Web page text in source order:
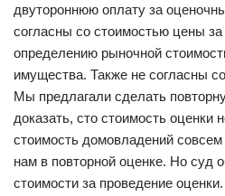
двутороннюю оплату за
согласны со стоимостью цены
определению рыночной
имущества. Также не согласны
Мы предлагали сделать
доказать, сто стоимость оценки
стоимость домовладений
нам в повторной оценке. Но суд
стоимости за проведение